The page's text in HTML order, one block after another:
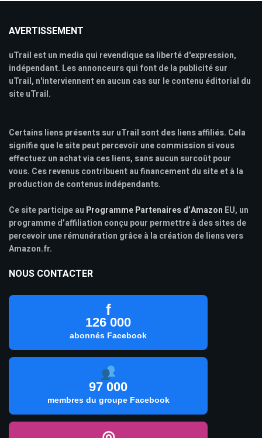
AVERTISSEMENT
uTrail est un media qui revendique sa liberté d'expression,
indépendant. Les annonceurs qui font de la publicité sur
uTrail, n'interviennent en aucun cas sur le contenu éditorial du
site uTrail.
Certains liens présents sur uTrail sont des liens affiliés. Cela
signifie que le site peut percevoir une commission si vous
effectuez un achat via ces liens, sans aucun surcoût pour
vous. Ces revenus contribuent au financement du site et à la
production de contenus indépendants.
Ce site participe au Programme Partenaires d’Amazon EU, un
programme d’affiliation conçu pour permettre à des sites de
percevoir une rémunération grâce à la création de liens vers
Amazon.fr.
NOUS CONTACTER
f
126 000
abonnés Facebook
97 000
membres du groupe Facebook